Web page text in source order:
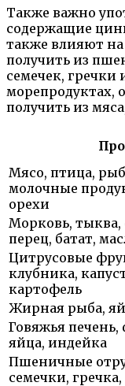
Также важно
содержащие
также влияют
получить из
семечек, гречки
морепродуктах,
получить из
Мясо, птица,
молочные
орехи
Морковь,
перец, батат,
Цитрусовые
клубника,
картофель
Жирная рыба,
Говяжья
яйца, индейка
Пшеничные
семечки,